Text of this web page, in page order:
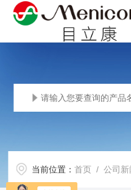
当前位置：首页 /公司新